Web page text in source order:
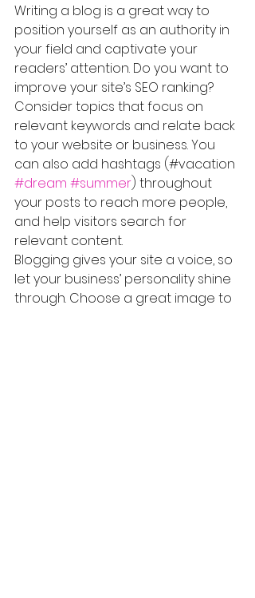
Writing a blog is a great way to
position yourself as an authority in
your field and captivate your
readers’ attention. Do you want to
improve your site’s SEO ranking?
Consider topics that focus on
relevant keywords and relate back
to your website or business. You
can also add hashtags (#vacation
#dream #summer) throughout
your posts to reach more people,
and help visitors search for
relevant content.
Blogging gives your site a voice, so
let your business’ personality shine
through. Choose a great image to